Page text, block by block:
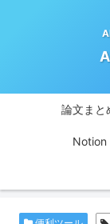
論文まと
Notion